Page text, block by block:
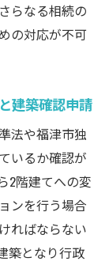
らなる相続の
の対応が不可
建築確認申請
法や福津市独
いるか確認が
2階建てへの変
ンを行う場合
ればならない
築となり行政